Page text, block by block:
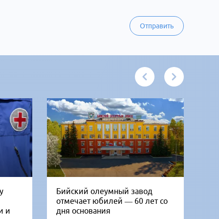
Отправить
и
Бийский олеумный завод
отмечает юбилей — 60 лет со
дня основания